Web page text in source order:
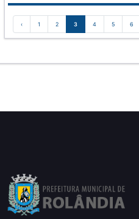
‹ 1 2 3 4 5 6